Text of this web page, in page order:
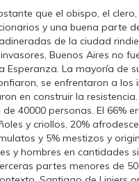
que el obispo, el
y una buena parte
de la ciudad
Buenos Aires no
Esperanza. La mayoría de
se enfrentaron a los
en construir la
de 40000 personas. El 66%
y criollos, 20%
y 5% mestizos y
y hombres en cantidades
partes menores de 50